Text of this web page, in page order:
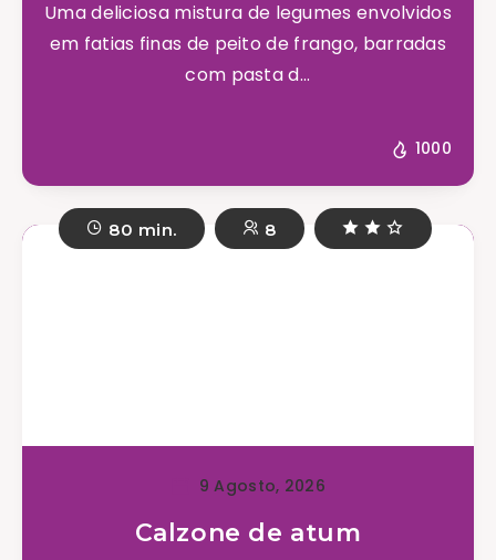
Uma deliciosa mistura de legumes envolvidos
em fatias finas de peito de frango, barradas
com pasta d...
1000
80 min. 8
9 Agosto, 2026
Calzone de atum